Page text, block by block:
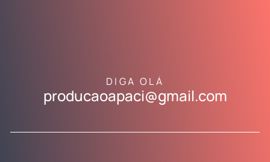
DIGA OLÁ
producaoapaci@gmail.com